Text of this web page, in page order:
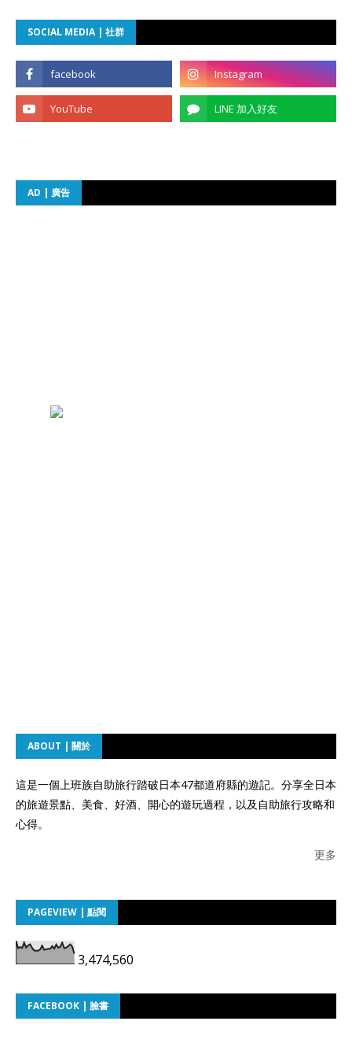
SOCIAL MEDIA | 社群
AD | 廣告
ABOUT | 關於
這是一個上班族自助旅行踏破日本47都道府縣的遊記。分享全日本
的旅遊景點、美食、好酒、開心的遊玩過程，以及自助旅行攻略和
心得。
更多
PAGEVIEW | 點閱
3,474,560
FACEBOOK | 臉書